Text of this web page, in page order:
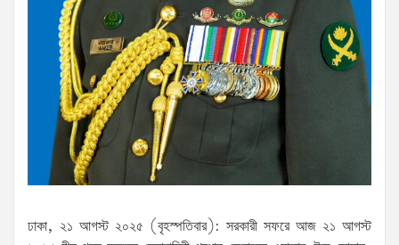
ঢাকা, ২১ আগস্ট ২০২৫ (বৃহস্পতিবার): সরকারী সফরে আজ ২১ আগস্ট